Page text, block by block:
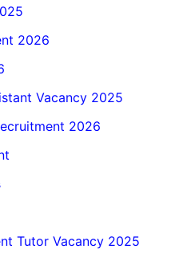
2026
Vacancy 2025
2026
Tutor Vacancy 2025